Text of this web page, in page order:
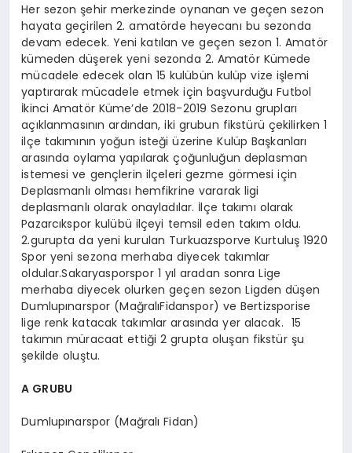
Her sezon şehir merkezinde oynanan ve geçen sezon
hayata geçirilen 2. amatörde heyecanı bu sezonda
devam edecek. Yeni katılan ve geçen sezon 1. Amatör
kümeden düşerek yeni sezonda 2. Amatör Kümede
mücadele edecek olan 15 kulübün kulüp vize işlemi
yaptırarak mücadele etmek için başvurduğu Futbol
İkinci Amatör Küme’de 2018-2019 Sezonu grupları
açıklanmasının ardından, iki grubun fikstürü çekilirken 1
ilçe takımının yoğun isteği üzerine Kulüp Başkanları
arasında oylama yapılarak çoğunluğun deplasman
istemesi ve gençlerin ilçeleri gezme görmesi için
Deplasmanlı olması hemfikrine vararak ligi
deplasmanlı olarak onayladılar. İlçe takımı olarak
Pazarcıkspor kulübü ilçeyi temsil eden takım oldu.
2.gurupta da yeni kurulan Turkuazsporve Kurtuluş 1920
Spor yeni sezona merhaba diyecek takımlar
oldular.Sakaryasporspor 1 yıl aradan sonra Lige
merhaba diyecek olurken geçen sezon Ligden düşen
Dumlupınarspor (MağralıFidanspor) ve Bertizsporise
lige renk katacak takımlar arasında yer alacak. 15
takımın müracaat ettiği 2 grupta oluşan fikstür şu
şekilde oluştu.
A GRUBU
Dumlupınarspor (Mağralı Fidan)